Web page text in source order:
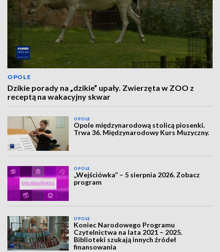
OPOLE
Dzikie porady na „dzikie” upały. Zwierzęta w ZOO z
receptą na wakacyjny skwar
OPOLE
Opole międzynarodową stolicą piosenki.
Trwa 36. Międzynarodowy Kurs Muzyczny.
OPOLE
„Wejściówka” – 5 sierpnia 2026. Zobacz
program
OPOLE
Koniec Narodowego Programu
Czytelnictwa na lata 2021 – 2025.
Biblioteki szukają innych źródeł
finansowania